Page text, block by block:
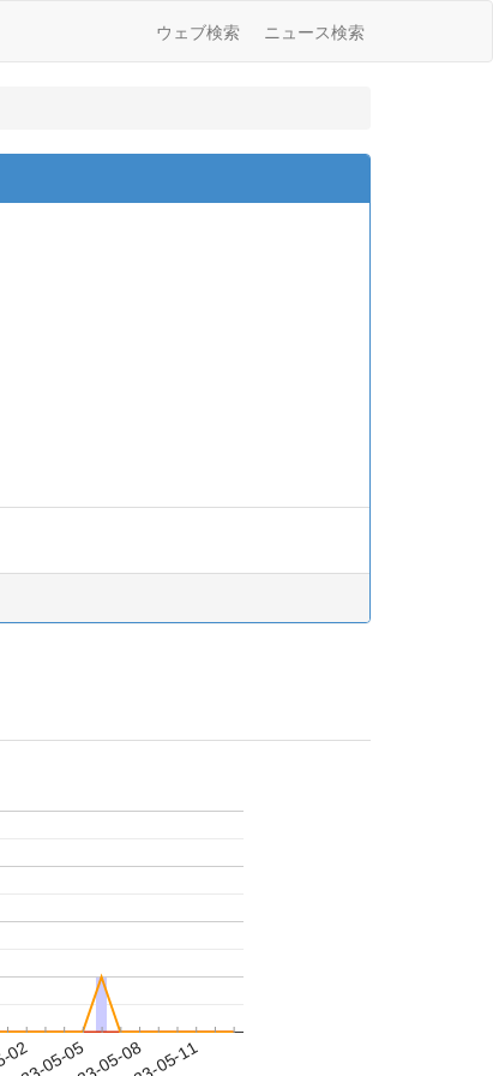
ウェブ検索 ニュース検索